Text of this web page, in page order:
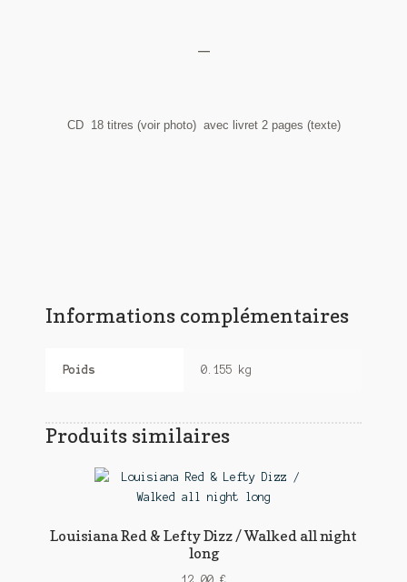
—
CD 18 titres (voir photo) avec livret 2 pages (texte)
Informations complémentaires
Poids 0.155 kg
Produits similaires
Louisiana Red & Lefty Dizz / Walked all night
long
12.00 €